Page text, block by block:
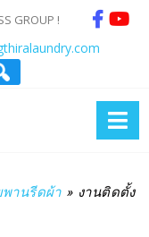
GROUP !
านรีดผ้า» งานติดตั้ง